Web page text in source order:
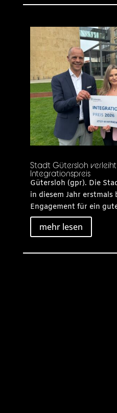
Stadt Gütersloh
Integrationspreis
Gütersloh (gpr). Die
in diesem Jahr erstmals
Engagement für ein
mehr lesen